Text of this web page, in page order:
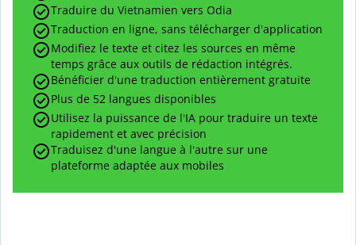
Traduire du Vietnamien vers Odia
Traduction en ligne, sans télécharger d'application
Modifiez le texte et citez les sources en même
temps grâce aux outils de rédaction intégrés.
Bénéficier d'une traduction entièrement gratuite
Plus de 52 langues disponibles
Utilisez la puissance de l'IA pour traduire un texte
rapidement et avec précision
Traduisez d'une langue à l'autre sur une
plateforme adaptée aux mobiles